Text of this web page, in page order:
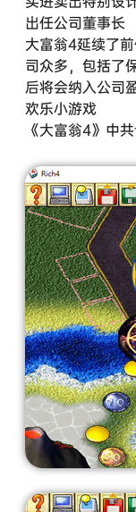
出任公司董事长
大富翁4延续了
司众多，包括了
后将会纳入公司
欢乐小游戏
《大富翁4》中